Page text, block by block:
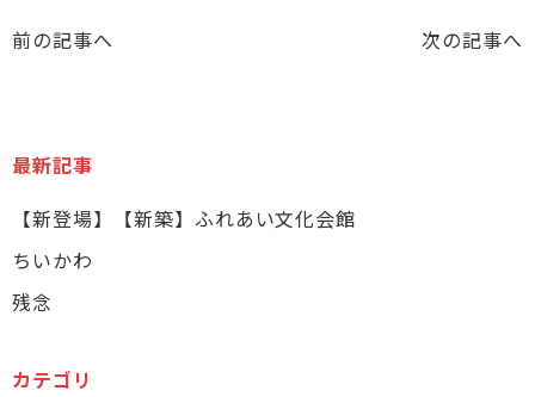
前の記事へ 次の記事へ
最新記事
【新登場】【新築】ふれあい文化会館
ちいかわ
残念
カテゴリ